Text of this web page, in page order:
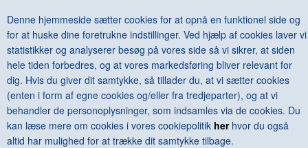
Denne hjemmeside sætter cookies for at opnå en funktionel side og
for at huske dine foretrukne indstillinger. Ved hjælp af cookies laver vi
statistikker og analyserer besøg på vores side så vi sikrer, at siden
hele tiden forbedres, og at vores markedsføring bliver relevant for
dig. Hvis du giver dit samtykke, så tillader du, at vi sætter cookies
(enten i form af egne cookies og/eller fra tredjeparter), og at vi
behandler de personoplysninger, som indsamles via de cookies. Du
kan læse mere om cookies i vores cookiepolitik herhvor du også
altid har mulighed for at trække dit samtykke tilbage.
KONTAKT & ÅBNINSTIDER NYHEDSBREV
UDVIDET SØGNING Salgsbetingelser